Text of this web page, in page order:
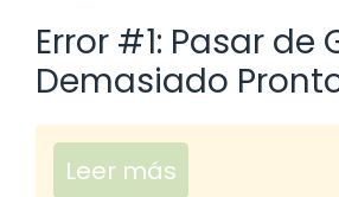
Error #1: Pasar de
Demasiado
Leer más